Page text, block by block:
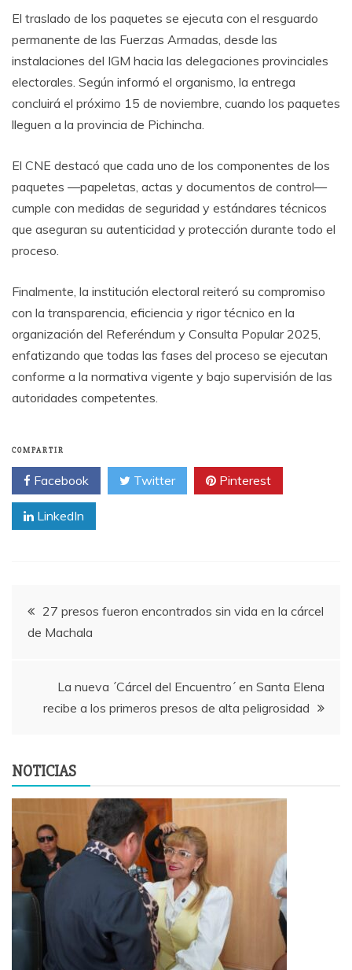
El traslado de los paquetes se ejecuta con el resguardo
permanente de las Fuerzas Armadas, desde las
instalaciones del IGM hacia las delegaciones provinciales
electorales. Según informó el organismo, la entrega
concluirá el próximo 15 de noviembre, cuando los paquetes
lleguen a la provincia de Pichincha.
El CNE destacó que cada uno de los componentes de los
paquetes —papeletas, actas y documentos de control—
cumple con medidas de seguridad y estándares técnicos
que aseguran su autenticidad y protección durante todo el
proceso.
Finalmente, la institución electoral reiteró su compromiso
con la transparencia, eficiencia y rigor técnico en la
organización del Referéndum y Consulta Popular 2025,
enfatizando que todas las fases del proceso se ejecutan
conforme a la normativa vigente y bajo supervisión de las
autoridades competentes.
COMPARTIR
Facebook Twitter Pinterest
LinkedIn
Navegación
de
entradas
27 presos fueron encontrados sin vida en la cárcel
de Machala
La nueva ´Cárcel del Encuentro´ en Santa Elena
recibe a los primeros presos de alta peligrosidad
NOTICIAS